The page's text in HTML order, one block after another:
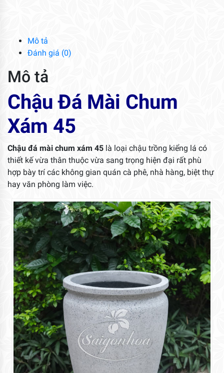
Mô tả
Đánh giá (0)
Mô tả
Chậu Đá Mài Chum
Xám 45
Chậu đá mài chum xám 45 là loại chậu trồng kiểng lá có
thiết kế vừa thân thuộc vừa sang trọng hiện đại rất phù
hợp bày trí các không gian quán cà phê, nhà hàng, biệt thự
hay văn phòng làm việc.